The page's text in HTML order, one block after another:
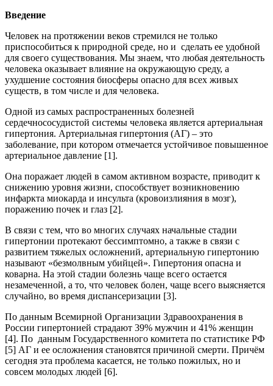
Введение
Человек на протяжении веков стремился не только
приспособиться к природной среде, но и сделать ее удобной
для своего существования. Мы знаем, что любая деятельность
человека оказывает влияние на окружающую среду, а
ухудшение состояния биосферы опасно для всех живых
существ, в том числе и для человека.
Одной из самых распространенных болезней
сердечнососудистой системы человека является артериальная
гипертония. Артериальная гипертония (АГ) – это
заболевание, при котором отмечается устойчивое повышенное
артериальное давление [1].
Она поражает людей в самом активном возрасте, приводит к
снижению уровня жизни, способствует возникновению
инфаркта миокарда и инсульта (кровоизлияния в мозг),
поражению почек и глаз [2].
В связи с тем, что во многих случаях начальные стадии
гипертонии протекают бессимптомно, а также в связи с
развитием тяжелых осложнений, артериальную гипертонию
называют «безмолвным убийцей». Гипертония опасна и
коварна. На этой стадии болезнь чаще всего остается
незамеченной, а то, что человек болен, чаще всего выясняется
случайно, во время диспансеризации [3].
По данным Всемирной Организации Здравоохранения в
России гипертонией страдают 39% мужчин и 41% женщин
[4]. По данным Государственного комитета по статистике РФ
[5] АГ и ее осложнения становятся причиной смерти. Причём
сегодня эта проблема касается, не только пожилых, но и
совсем молодых людей [6].